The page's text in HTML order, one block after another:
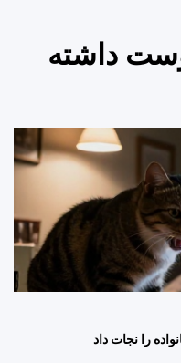
داشته
را نجات داد